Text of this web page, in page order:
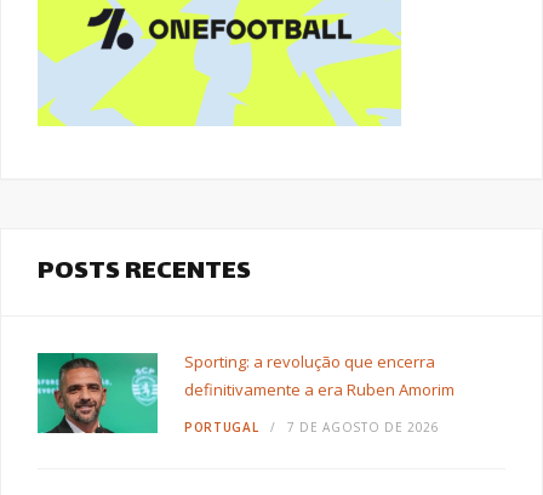
POSTS RECENTES
Sporting: a revolução que encerra
definitivamente a era Ruben Amorim
PORTUGAL 7 DE AGOSTO DE 2026